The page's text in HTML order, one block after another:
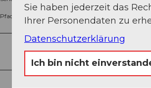
Pfad (21%)
Sie haben jederzeit das
Ihrer Personendaten zu
Datenschutzerklärung
Ich bin nicht